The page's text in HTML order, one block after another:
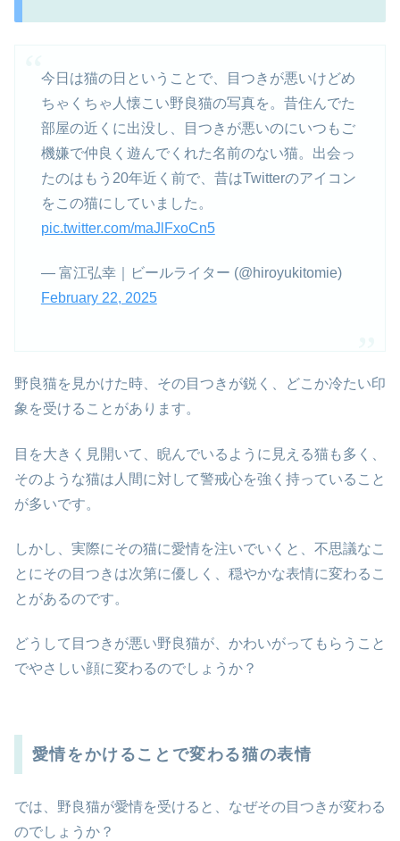
今日は猫の日ということで、目つきが悪いけどめ
ちゃくちゃ人懐こい野良猫の写真を。昔住んでた
部屋の近くに出没し、目つきが悪いのにいつもご
機嫌で仲良く遊んでくれた名前のない猫。出会っ
たのはもう20年近く前で、昔はTwitterのアイコン
をこの猫にしていました。
pic.twitter.com/maJlFxoCn5
— 富江弘幸｜ビールライター (@hiroyukitomie)
February 22, 2025
野良猫を見かけた時、その目つきが鋭く、どこか冷たい印
象を受けることがあります。
目を大きく見開いて、睨んでいるように見える猫も多く、
そのような猫は人間に対して警戒心を強く持っていること
が多いです。
しかし、実際にその猫に愛情を注いでいくと、不思議なこ
とにその目つきは次第に優しく、穏やかな表情に変わるこ
とがあるのです。
どうして目つきが悪い野良猫が、かわいがってもらうこと
でやさしい顔に変わるのでしょうか？
愛情をかけることで変わる猫の表情
では、野良猫が愛情を受けると、なぜその目つきが変わる
のでしょうか？